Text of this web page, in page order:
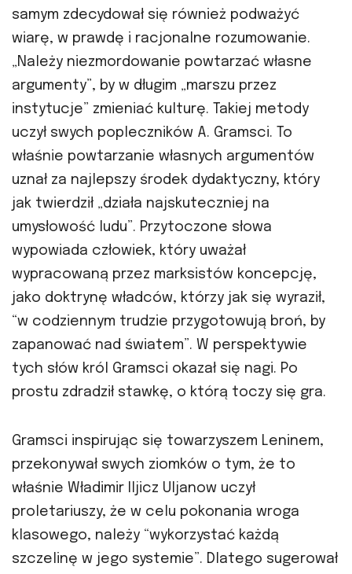
samym zdecydował się również podważyć
wiarę, w prawdę i racjonalne rozumowanie.
„Należy niezmordowanie powtarzać własne
argumenty”, by w długim „marszu przez
instytucje” zmieniać kulturę. Takiej metody
uczył swych popleczników A. Gramsci. To
właśnie powtarzanie własnych argumentów
uznał za najlepszy środek dydaktyczny, który
jak twierdził „działa najskuteczniej na
umysłowość ludu”. Przytoczone słowa
wypowiada człowiek, który uważał
wypracowaną przez marksistów koncepcję,
jako doktrynę władców, którzy jak się wyraził,
“w codziennym trudzie przygotowują broń, by
zapanować nad światem”. W perspektywie
tych słów król Gramsci okazał się nagi. Po
prostu zdradził stawkę, o którą toczy się gra.
Gramsci inspirując się towarzyszem Leninem,
przekonywał swych ziomków o tym, że to
właśnie Władimir Iljicz Uljanow uczył
proletariuszy, że w celu pokonania wroga
klasowego, należy “wykorzystać każdą
szczelinę w jego systemie”. Dlatego sugerował